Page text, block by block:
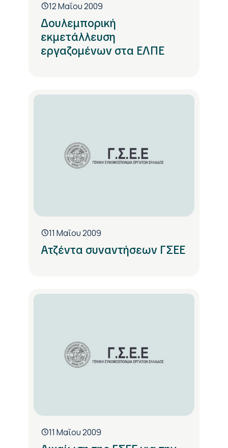
12 Μαΐου 2009
Δουλεμπορική
εκμετάλλευση
εργαζομένων στα ΕΛΠΕ
11 Μαΐου 2009
Ατζέντα συναντήσεων ΓΣΕΕ
11 Μαΐου 2009